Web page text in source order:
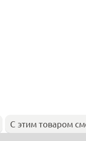
С этим товаром